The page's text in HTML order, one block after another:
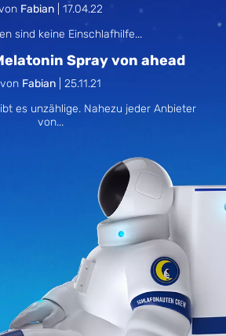
Fabian| 17.04.22
sind keine Einschlafhilfe...
Spray von ahead
von Fabian| 25.11.21
es unzählige. Nahezu jeder Anbieter
von...